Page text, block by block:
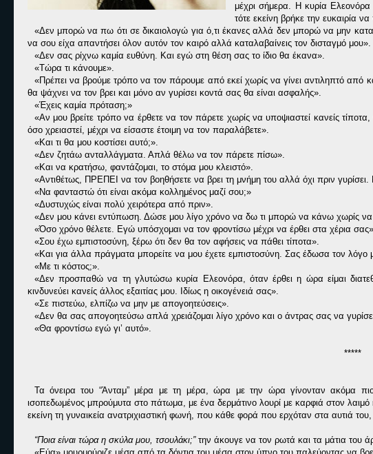
μέχρι σήμερα. Η κυρία
τότε εκείνη βρήκε την ευκαιρία
«Δεν μπορώ να πω ότι σε δικαιολογώ για ό,τι έκανες αλλά δεν μπορώ να μην
να σου είχα απαντήσει όλον αυτόν τον καιρό αλλά καταλαβαίνεις τον δισταγμό μου».
«Δεν σας ρίχνω καμία ευθύνη. Και εγώ στη θέση σας το ίδιο θα έκανα».
«Τώρα τι κάνουμε».
«Πρέπει να βρούμε τρόπο να τον πάρουμε από εκεί χωρίς να γίνει αντιληπτό από
θα ψάχνει να τον βρει και μόνο αν γυρίσει κοντά σας θα είναι ασφαλής».
«Έχεις καμία πρόταση;»
«Αν μου βρείτε τρόπο να έρθετε να τον πάρετε χωρίς να υποψιαστεί κανείς
όσο χρειαστεί, μέχρι να είσαστε έτοιμη να τον παραλάβετε».
«Και τι θα μου κοστίσει αυτό;».
«Δεν ζητάω ανταλλάγματα. Απλά θέλω να τον πάρετε πίσω».
«Και να κρατήσω, φαντάζομαι, το στόμα μου κλειστό».
«Αντιθέτως, ΠΡΕΠΕΙ να τον βοηθήσετε να βρει τη μνήμη του αλλά όχι πριν γυρίσει.
«Να φανταστώ ότι είναι ακόμα κολλημένος μαζί σου;»
«Δυστυχώς είναι πολύ χειρότερα από πριν».
«Δεν μου κάνει εντύπωση. Δώσε μου λίγο χρόνο να δω τι μπορώ να κάνω χωρίς
«Όσο χρόνο θέλετε. Εγώ υπόσχομαι να τον φροντίσω μέχρι να έρθει στα χέρια
«Σου έχω εμπιστοσύνη, ξέρω ότι δεν θα τον αφήσεις να πάθει τίποτα».
«Και για άλλα πράγματα μπορείτε να μου έχετε εμπιστοσύνη. Σας έδωσα τον
«Με τι κόστος;».
«Δεν προσπαθώ να τη γλυτώσω κυρία Ελεονόρα, όταν έρθει η ώρα είμαι
κινδυνεύει κανείς άλλος εξαιτίας μου. Ιδίως η οικογένειά σας».
«Σε πιστεύω, ελπίζω να μην με απογοητεύσεις».
«Δεν θα σας απογοητεύσω απλά χρειάζομαι λίγο χρόνο και ο άντρας σας να
«Θα φροντίσω εγώ γι’ αυτό».
*****
Τα όνειρα του “Άνταμ” μέρα με τη μέρα, ώρα με την ώρα γίνονταν ακόμα πιο
ισοπεδωμένος μπρούμυτα στο πάτωμα, με ένα δερμάτινο λουρί με καρφιά στον λαιμό
εκείνη τη γυναικεία ανατριχιαστική φωνή, που κάθε φορά που ερχόταν στα αυτιά
“Ποια είναι τώρα η σκύλα μου, τσουλάκι;”την άκουγε να τον ρωτά και τα μάτια του